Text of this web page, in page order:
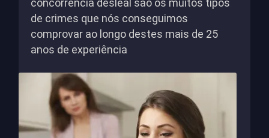
concorrência desleal são os muitos tipos
de crimes que nós conseguimos
comprovar ao longo destes mais de 25
anos de experiência